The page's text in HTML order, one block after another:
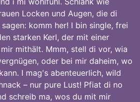
Locken und Augen, die di
komm her! I bin single, frei
starken Kerl, der mit einer
mithält. Mmm, stell di vor, wia
oder bei mir daheim, wo
I mag's abenteuerlich, wild
– nur pure Lust! Pfiat di no
schreib ma, wos du mit mir